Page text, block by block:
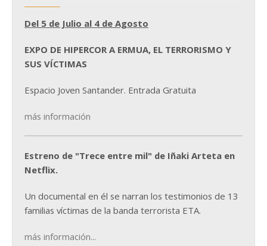
Del 5 de Julio al 4 de Agosto
EXPO DE HIPERCOR A ERMUA, EL TERRORISMO Y
SUS VÍCTIMAS
Espacio Joven Santander. Entrada Gratuita
más información
Estreno de "Trece entre mil" de Iñaki Arteta en
Netflix.
Un documental en él se narran los testimonios de 13
familias víctimas de la banda terrorista ETA.
más información...